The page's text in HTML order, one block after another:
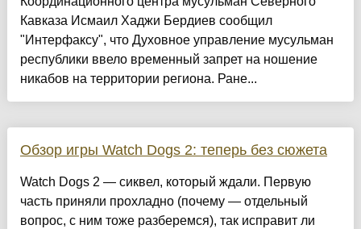
Кавказа Исмаил Хаджи Бердиев сообщил
"Интерфаксу", что Духовное управление мусульман
республики ввело временный запрет на ношение
никабов на территории региона. Ране...
Обзор игры Watch Dogs 2: теперь без сюжета
Watch Dogs 2 — сиквел, который ждали. Первую
часть приняли прохладно (почему — отдельный
вопрос, с ним тоже разберемся), так исправит ли